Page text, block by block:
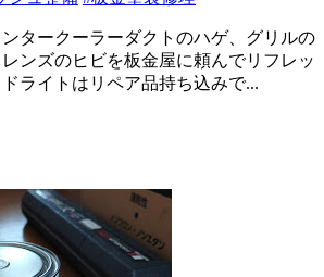
タークーラーダクトのハゲ、グリルの
ンズのヒビを板金屋に頼んでリフレッ
ライトはリペア品持ち込みで...